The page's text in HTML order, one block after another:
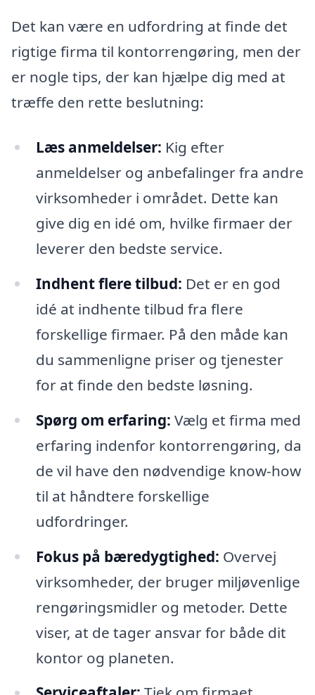
Det kan være en udfordring at finde det
rigtige firma til kontorrengøring, men der
er nogle tips, der kan hjælpe dig med at
træffe den rette beslutning:
Læs anmeldelser: Kig efter
anmeldelser og anbefalinger fra andre
virksomheder i området. Dette kan
give dig en idé om, hvilke firmaer der
leverer den bedste service.
Indhent flere tilbud: Det er en god
idé at indhente tilbud fra flere
forskellige firmaer. På den måde kan
du sammenligne priser og tjenester
for at finde den bedste løsning.
Spørg om erfaring: Vælg et firma med
erfaring indenfor kontorrengøring, da
de vil have den nødvendige know-how
til at håndtere forskellige
udfordringer.
Fokus på bæredygtighed: Overvej
virksomheder, der bruger miljøvenlige
rengøringsmidler og metoder. Dette
viser, at de tager ansvar for både dit
kontor og planeten.